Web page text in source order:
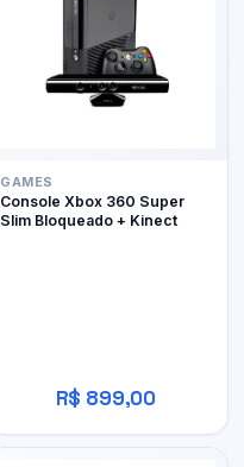
GAMES
Console Xbox 360 Super
Slim Bloqueado + Kinect
R$ 899,00